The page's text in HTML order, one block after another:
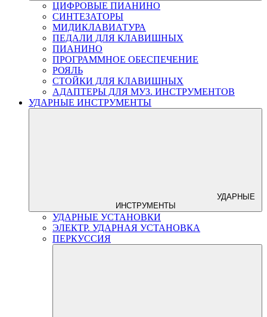
ЦИФРОВЫЕ ПИАНИНО
СИНТЕЗАТОРЫ
МИДИКЛАВИАТУРА
ПЕДАЛИ ДЛЯ КЛАВИШНЫХ
ПИАНИНО
ПРОГРАММНОЕ ОБЕСПЕЧЕНИЕ
РОЯЛЬ
СТОЙКИ ДЛЯ КЛАВИШНЫХ
АДАПТЕРЫ ДЛЯ МУЗ. ИНСТРУМЕНТОВ
УДАРНЫЕ ИНСТРУМЕНТЫ
УДАРНЫЕ
ИНСТРУМЕНТЫ
УДАРНЫЕ УСТАНОВКИ
ЭЛЕКТР. УДАРНАЯ УСТАНОВКА
ПЕРКУССИЯ